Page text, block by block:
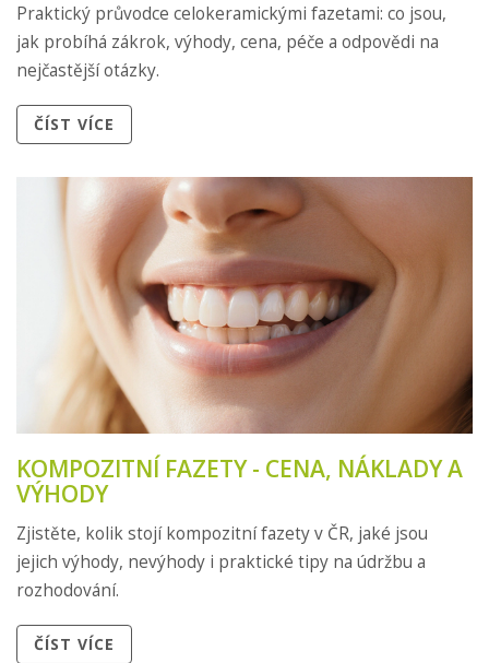
Praktický průvodce celokeramickými fazetami: co jsou,
jak probíhá zákrok, výhody, cena, péče a odpovědi na
nejčastější otázky.
ČÍST VÍCE
KOMPOZITNÍ FAZETY - CENA, NÁKLADY A
VÝHODY
Zjistěte, kolik stojí kompozitní fazety v ČR, jaké jsou
jejich výhody, nevýhody i praktické tipy na údržbu a
rozhodování.
ČÍST VÍCE